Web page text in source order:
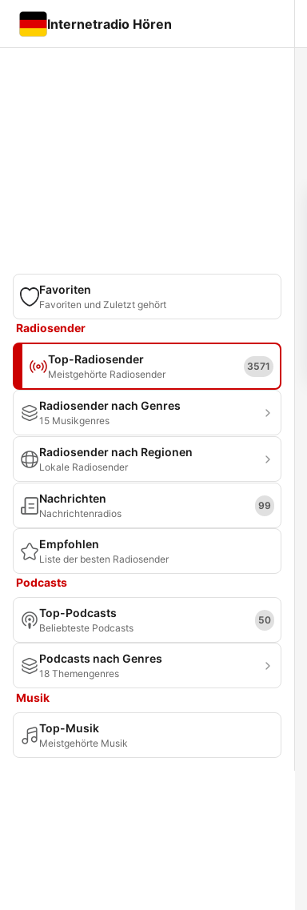
Internetradio Hören
Favoriten
Favoriten und Zuletzt gehört
Radiosender
Top-Radiosender
Meistgehörte Radiosender
3571
Radiosender nach Genres
15 Musikgenres
Radiosender nach Regionen
Lokale Radiosender
Nachrichten
Nachrichtenradios
99
Empfohlen
Liste der besten Radiosender
Podcasts
Top-Podcasts
Beliebteste Podcasts
50
Podcasts nach Genres
18 Themengenres
Musik
Top-Musik
Meistgehörte Musik